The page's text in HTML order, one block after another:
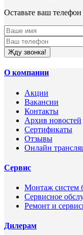
Оставьте ваш
Жду звонка!
О компании
Акции
Вакансии
Контакты
Архив новостей
Сертификаты
Отзывы
Онлайн
Сервис
Монтаж систем
Сервисное
Ремонт и
Дилерам